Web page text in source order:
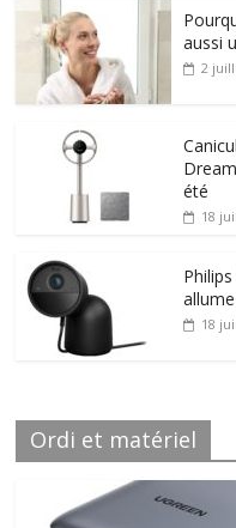
aussi
2
été
18
18
Ordi et matériel